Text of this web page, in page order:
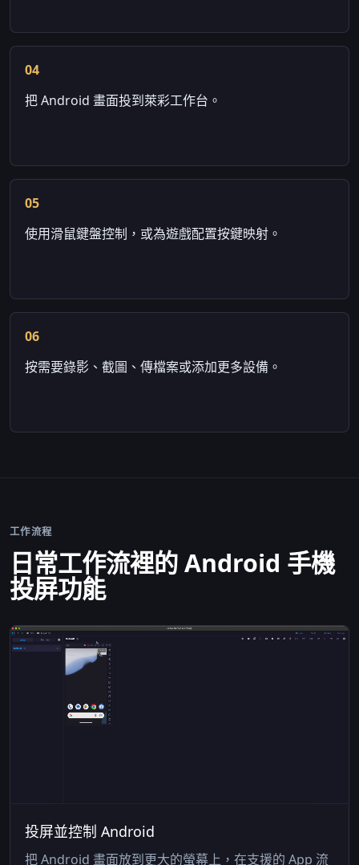
04
把 Android 畫面投到萊彩工作台。
05
使用滑鼠鍵盤控制，或為遊戲配置按鍵映射。
06
按需要錄影、截圖、傳檔案或添加更多設備。
工作流程
日常工作流裡的 Android 手機
投屏功能
投屏並控制 Android
把 Android 畫面放到更大的螢幕上，在支援的 App 流